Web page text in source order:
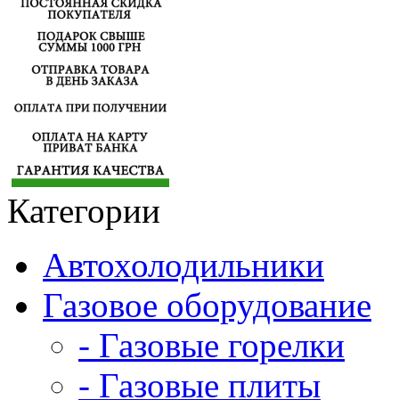
Категории
Автохолодильники
Газовое оборудование
- Газовые горелки
- Газовые плиты